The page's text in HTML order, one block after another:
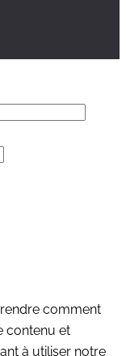
comment
contenu et
à utiliser notre